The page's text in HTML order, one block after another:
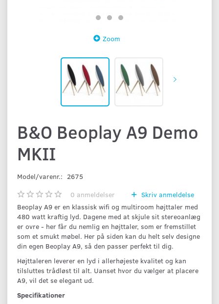
Zoom
B&O Beoplay A9 Demo
MKII
Model/varenr.: 2675
0 anmeldelser
Skriv anmeldelse
Beoplay A9 er en klassisk wifi og multiroom højttaler med
480 watt kraftig lyd. Dagene med at skjule sit stereoanlæg
er ovre - her får du nemlig en højttaler, som er fremstillet
som et smukt møbel. Her på siden kan du helt selv designe
din egen Beoplay A9, så den passer perfekt til dig.
Højttaleren leverer en lyd i allerhøjeste kvalitet og kan
tilsluttes trådløst til alt. Uanset hvor du vælger at placere
A9, vil det se elegant ud.
Specifikationer